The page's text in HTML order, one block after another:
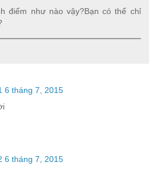
điểm như nào vậy?Bạn có thể chỉ
6 tháng 7, 2015
6 tháng 7, 2015